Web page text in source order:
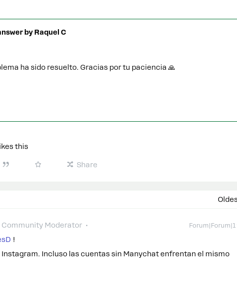
by Raquel C
ha sido resuelto. Gracias por tu paciencia 🙏
this
Share
Community Moderator Forum|Forum|1
!
Instagram. Incluso las cuentas sin Manychat enfrentan el mismo